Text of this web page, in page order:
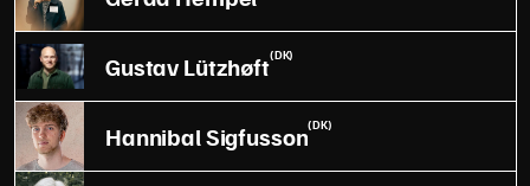
Gustav Lützhøft(DK)
Hannibal Sigfusson(DK)